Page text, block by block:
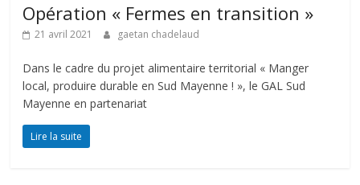
Opération « Fermes en transition »
21 avril 2021 gaetan chadelaud
Dans le cadre du projet alimentaire territorial « Manger
local, produire durable en Sud Mayenne ! », le GAL Sud
Mayenne en partenariat
Lire la suite